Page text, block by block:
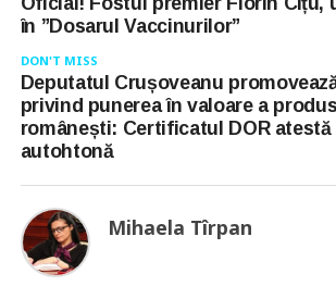
în ”Dosarul Vaccinurilor”
DON'T MISS
Deputatul Crușoveanu
privind punerea în valoare a
românești: Certificatul DOR
autohtonă
Mihaela Tîrpan